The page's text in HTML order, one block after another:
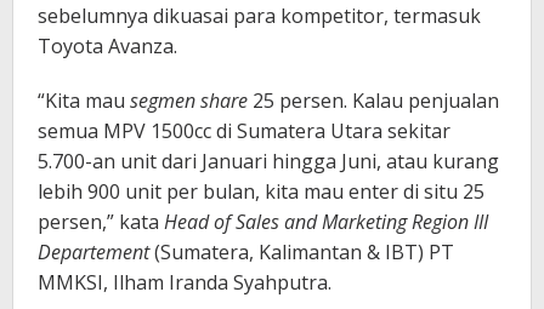
sebelumnya dikuasai para kompetitor, termasuk
Toyota Avanza.
“Kita mau segmen share 25 persen. Kalau penjualan
semua MPV 1500cc di Sumatera Utara sekitar
5.700-an unit dari Januari hingga Juni, atau kurang
lebih 900 unit per bulan, kita mau enter di situ 25
persen,” kata Head of Sales and Marketing Region III
Departement(Sumatera, Kalimantan & IBT) PT
MMKSI, Ilham Iranda Syahputra.